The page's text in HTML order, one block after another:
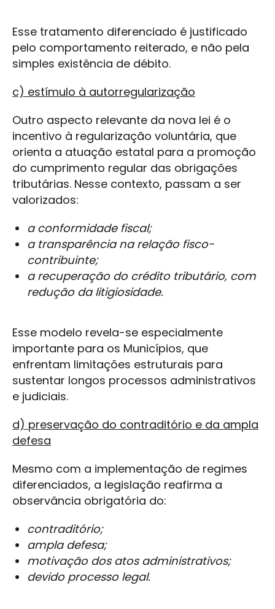
Esse tratamento diferenciado é justificado
pelo comportamento reiterado, e não pela
simples existência de débito.
c) estímulo à autorregularização
Outro aspecto relevante da nova lei é o
incentivo à regularização voluntária, que
orienta a atuação estatal para a promoção
do cumprimento regular das obrigações
tributárias. Nesse contexto, passam a ser
valorizados:
a conformidade fiscal;
a transparência na relação fisco-
contribuinte;
a recuperação do crédito tributário, com
redução da litigiosidade.
Esse modelo revela-se especialmente
importante para os Municípios, que
enfrentam limitações estruturais para
sustentar longos processos administrativos
e judiciais.
d) preservação do contraditório e da ampla
defesa
Mesmo com a implementação de regimes
diferenciados, a legislação reafirma a
observância obrigatória do:
contraditório;
ampla defesa;
motivação dos atos administrativos;
devido processo legal.